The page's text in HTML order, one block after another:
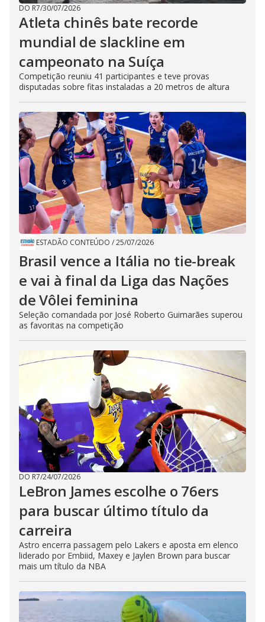
DO R7/30/07/2026
Atleta chinês bate recorde
mundial de slackline em
campeonato na Suíça
Competição reuniu 41 participantes e teve provas
disputadas sobre fitas instaladas a 20 metros de altura
ESTADÃO CONTEÚDO /25/07/2026
Brasil vence a Itália no tie-break
e vai à final da Liga das Nações
de Vôlei feminina
Seleção comandada por José Roberto Guimarães superou
as favoritas na competição
DO R7/24/07/2026
LeBron James escolhe o 76ers
para buscar último título da
carreira
Astro encerra passagem pelo Lakers e aposta em elenco
liderado por Embiid, Maxey e Jaylen Brown para buscar
mais um título da NBA